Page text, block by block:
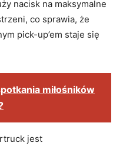
nacisk na maksymalne
co sprawia, że
pick-up’em staje się
miłośników
⁣jest